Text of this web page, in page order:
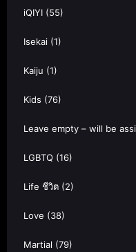
iQIYI (55)
Isekai (1)
Kaiju (1)
Kids (76)
Leave empty – will be
LGBTQ (16)
Life ชีวิต (2)
Love (38)
Martial (79)